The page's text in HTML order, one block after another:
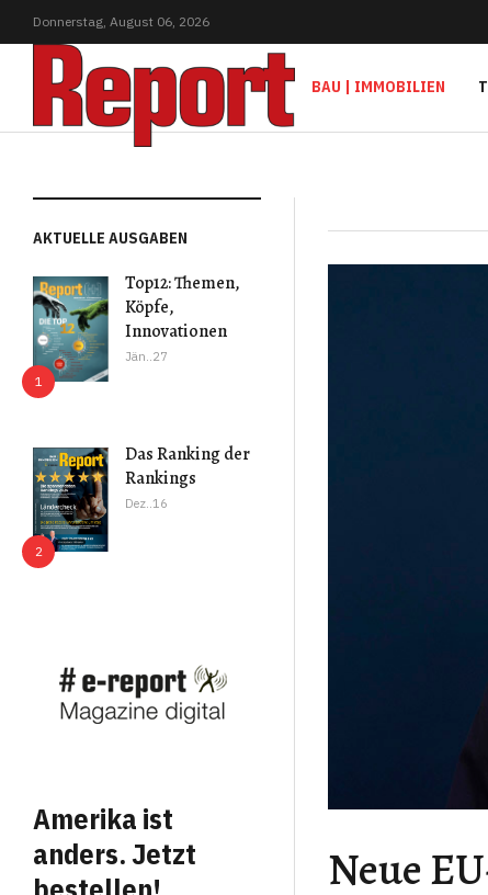
Donnerstag, August 06, 2026
BAU | IMMOBILIEN
AKTUELLE AUSGABEN
Top12: Themen,
Köpfe,
Innovationen
Jän..27
Das Ranking der
Rankings
Dez..16
Amerika ist
anders. Jetzt
Neue